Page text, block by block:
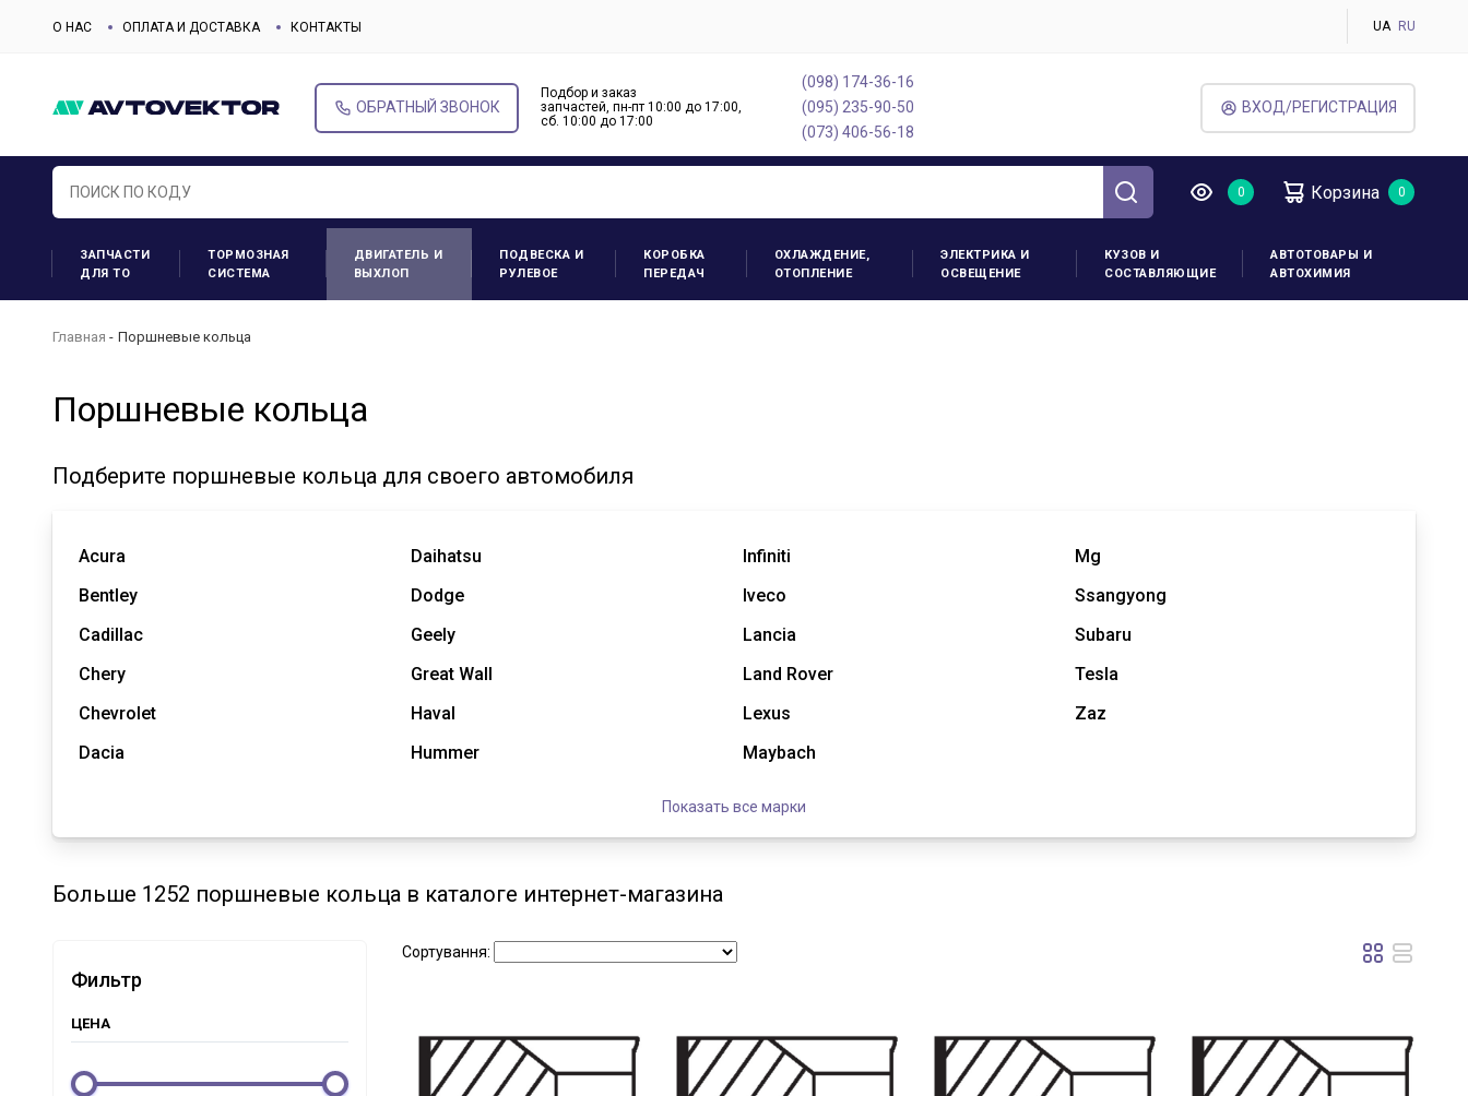
О НАС ОПЛАТА И ДОСТАВКА КОНТАКТЫ UA RU
ОБРАТНЫЙ ЗВОНОК
Подбор и заказ
запчастей, пн-пт 10:00 до 17:00,
cб. 10:00 до 17:00
(098) 174-36-16
(095) 235-90-50
(073) 406-56-18
ВХОД/РЕГИСТРАЦИЯ
Корзина
ЗАПЧАСТИ
ДЛЯ ТО
ТОРМОЗНАЯ
СИСТЕМА
ДВИГАТЕЛЬ И
ВЫХЛОП
ПОДВЕСКА И
РУЛЕВОЕ
КОРОБКА
ПЕРЕДАЧ
ОХЛАЖДЕНИЕ,
ОТОПЛЕНИЕ
ЭЛЕКТРИКА И
ОСВЕЩЕНИЕ
КУЗОВ И
СОСТАВЛЯЮЩИЕ
АВТОТОВАРЫ И
АВТОХИМИЯ
Главная Поршневые кольца
Поршневые кольца
Подберите поршневые кольца для своего автомобиля
Acura
Bentley
Cadillac
Chery
Chevrolet
Dacia
Daihatsu
Dodge
Geely
Great Wall
Haval
Hummer
Infiniti
Iveco
Lancia
Land Rover
Lexus
Maybach
Mg
Ssangyong
Subaru
Tesla
Zaz
Показать все марки
Больше 1252 поршневые кольца в каталоге интернет-магазина
Фильтр
ЦЕНА
Сортування: